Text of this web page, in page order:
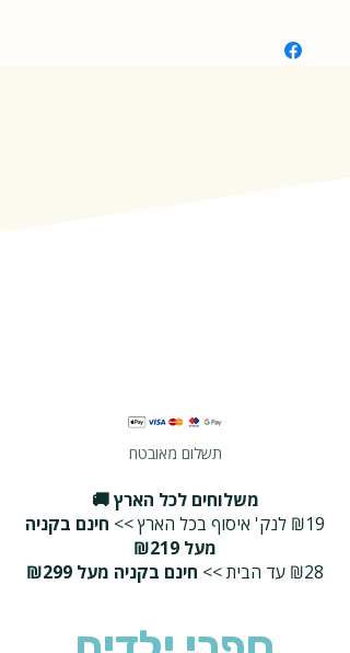
תשלום מאובטח
משלוחים לכל הארץ 🚚
₪19 לנק' איסוף בכל הארץ >>
חינם בקניה
מעל ₪219
₪28 עד הבית >>
חינם בקניה מעל ₪299